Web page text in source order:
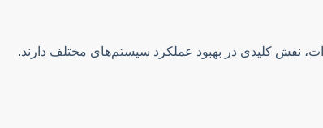
نقش کلیدی در بهبود عملکرد سیستم‌های مختلف دارند.